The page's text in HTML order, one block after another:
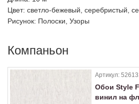
Цвет: светло-бежевый, серебристый,
Рисунок: Полоски, Узоры
Компаньон
Артикул:
Обои Style
винил на